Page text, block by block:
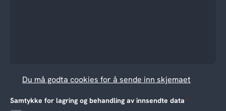
Du må godta cookies for å sende inn skjemaet
Samtykke for lagring og behandling av innsendte data *